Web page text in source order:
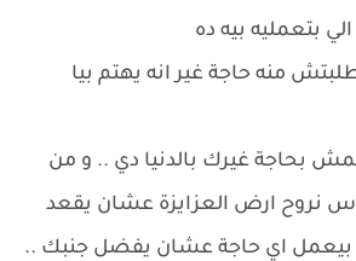
بتعمليه بيه ده
منه حاجة غير انه يهتم بيا
بحاجة غيرك بالدنيا دي .. و من
نروح ارض العزايزة عشان يقعد
بيعمل اي حاجة عشان يفضل جنبك ..